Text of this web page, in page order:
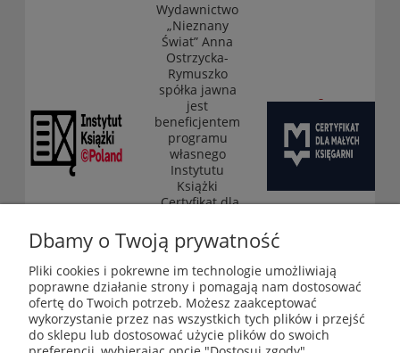
Wydawnictwo
„Nieznany
Świat” Anna
Ostrzycka-
Rymuszko
spółka jawna
jest
beneficjentem
programu
własnego
Instytutu
Książki
„Certyfikat dla
księgarni”
(edycja 2025-
2026)
Księgarnia-Galeria "Nieznany Świat" - internetowy sklep
ezoteryczny online
Dbamy o Twoją prywatność
Pliki cookies i pokrewne im technologie umożliwiają
poprawne działanie strony i pomagają nam dostosować
ofertę do Twoich potrzeb. Możesz zaakceptować
wykorzystanie przez nas wszystkich tych plików i przejść
do sklepu lub dostosować użycie plików do swoich